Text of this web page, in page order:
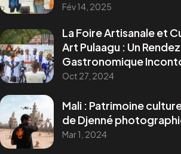
Fév 14, 2025
La Foire Artisanale et
Art Pulaagu : Un
Gastronomique
Oct 27, 2024
Mali : Patrimoine
de Djenné
Mar 1, 2024
Vous avez
Infoline
+223 73405046
marketing@visualprod-studios.com